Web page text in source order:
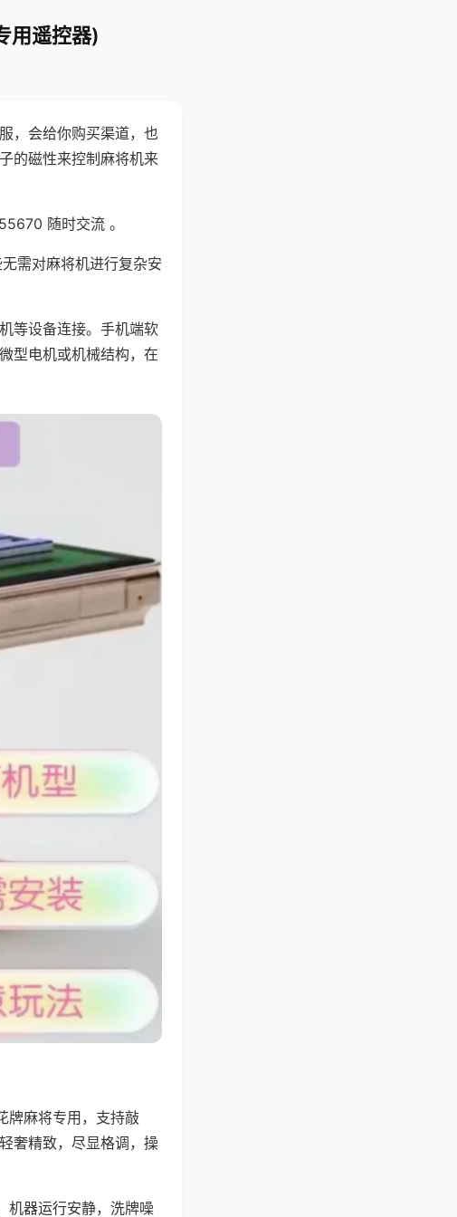
用遥控器)
，会给你购买渠道，也
的磁性来控制麻将机来
随时交流 。
需对麻将机进行复杂安
等设备连接。手机端软
型电机或机械结构，在
牌麻将专用，支持敲
奢精致，尽显格调，操
机器运行安静，洗牌噪